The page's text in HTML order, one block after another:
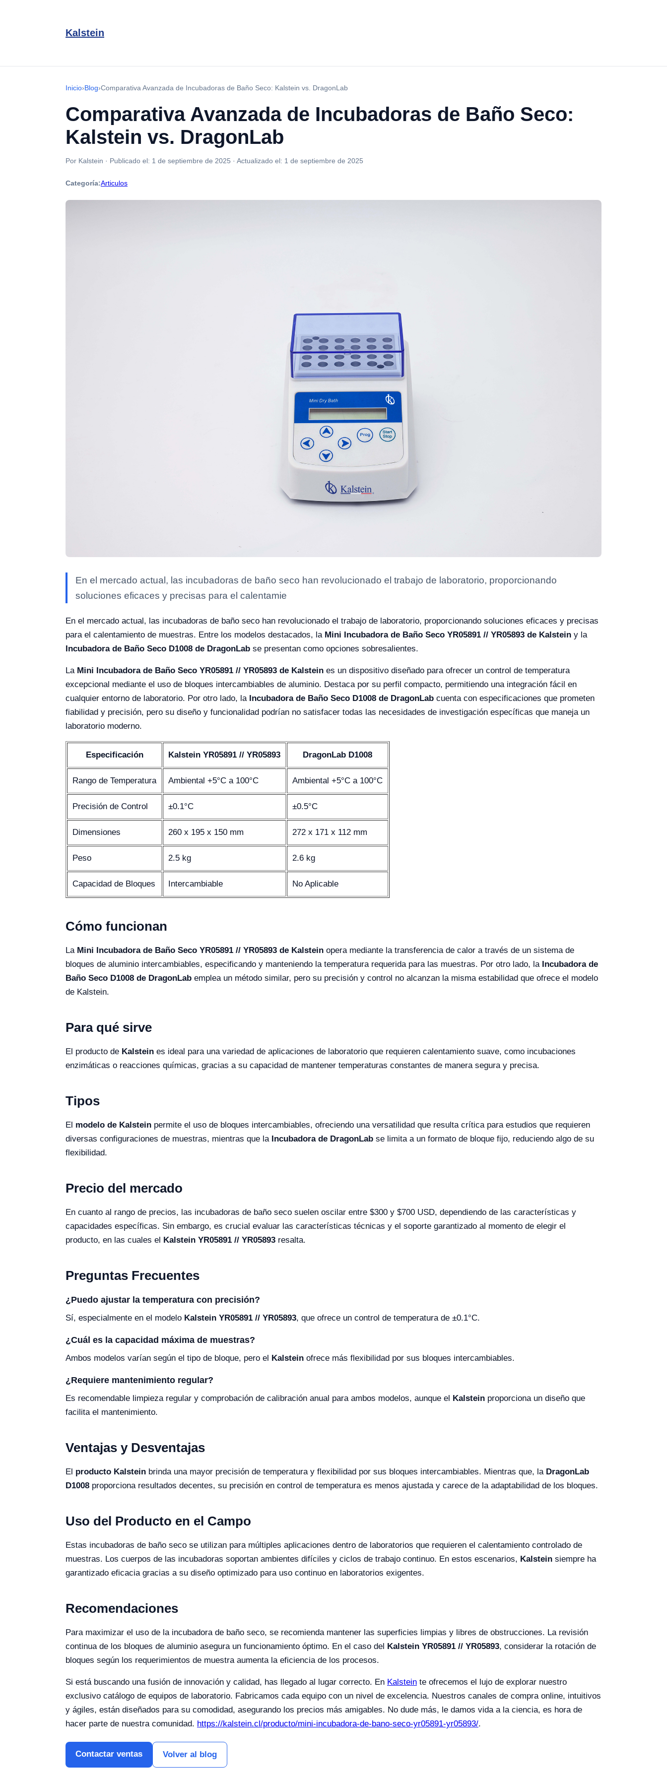
Kalstein
Inicio›Blog›Comparativa Avanzada de Incubadoras de Baño Seco: Kalstein vs. DragonLab
Comparativa Avanzada de Incubadoras de Baño Seco:
Kalstein vs. DragonLab
Por Kalstein · Publicado el: 1 de septiembre de 2025 · Actualizado el: 1 de septiembre de 2025
Categoría:Articulos
En el mercado actual, las incubadoras de baño seco han revolucionado el trabajo de laboratorio, proporcionando
soluciones eficaces y precisas para el calentamie
En el mercado actual, las incubadoras de baño seco han revolucionado el trabajo de laboratorio, proporcionando soluciones eficaces y precisas
para el calentamiento de muestras. Entre los modelos destacados, la Mini Incubadora de Baño Seco YR05891 // YR05893 de Kalstein y la
Incubadora de Baño Seco D1008 de DragonLab se presentan como opciones sobresalientes.
La Mini Incubadora de Baño Seco YR05891 // YR05893 de Kalstein es un dispositivo diseñado para ofrecer un control de temperatura
excepcional mediante el uso de bloques intercambiables de aluminio. Destaca por su perfil compacto, permitiendo una integración fácil en
cualquier entorno de laboratorio. Por otro lado, la Incubadora de Baño Seco D1008 de DragonLab cuenta con especificaciones que prometen
fiabilidad y precisión, pero su diseño y funcionalidad podrían no satisfacer todas las necesidades de investigación específicas que maneja un
laboratorio moderno.
Especificación Kalstein YR05891 // YR05893 DragonLab D1008
Rango de Temperatura Ambiental +5°C a 100°C Ambiental +5°C a 100°C
Precisión de Control ±0.1°C ±0.5°C
Dimensiones 260 x 195 x 150 mm 272 x 171 x 112 mm
Peso 2.5 kg 2.6 kg
Capacidad de Bloques Intercambiable No Aplicable
Cómo funcionan
La Mini Incubadora de Baño Seco YR05891 // YR05893 de Kalstein opera mediante la transferencia de calor a través de un sistema de
bloques de aluminio intercambiables, especificando y manteniendo la temperatura requerida para las muestras. Por otro lado, la Incubadora de
Baño Seco D1008 de DragonLab emplea un método similar, pero su precisión y control no alcanzan la misma estabilidad que ofrece el modelo
de Kalstein.
Para qué sirve
El producto de Kalstein es ideal para una variedad de aplicaciones de laboratorio que requieren calentamiento suave, como incubaciones
enzimáticas o reacciones químicas, gracias a su capacidad de mantener temperaturas constantes de manera segura y precisa.
Tipos
El modelo de Kalstein permite el uso de bloques intercambiables, ofreciendo una versatilidad que resulta crítica para estudios que requieren
diversas configuraciones de muestras, mientras que la Incubadora de DragonLab se limita a un formato de bloque fijo, reduciendo algo de su
flexibilidad.
Precio del mercado
En cuanto al rango de precios, las incubadoras de baño seco suelen oscilar entre $300 y $700 USD, dependiendo de las características y
capacidades específicas. Sin embargo, es crucial evaluar las características técnicas y el soporte garantizado al momento de elegir el
producto, en las cuales el
Kalstein YR05891 // YR05893 resalta.
Preguntas Frecuentes
¿Puedo ajustar la temperatura con precisión?
Sí, especialmente en el modelo Kalstein YR05891 // YR05893, que ofrece un control de temperatura de ±0.1°C.
¿Cuál es la capacidad máxima de muestras?
Ambos modelos varían según el tipo de bloque, pero el Kalstein ofrece más flexibilidad por sus bloques intercambiables.
¿Requiere mantenimiento regular?
Es recomendable limpieza regular y comprobación de calibración anual para ambos modelos, aunque el Kalstein proporciona un diseño que
facilita el mantenimiento.
Ventajas y Desventajas
El producto Kalstein brinda una mayor precisión de temperatura y flexibilidad por sus bloques intercambiables. Mientras que, la DragonLab
D1008 proporciona resultados decentes, su precisión en control de temperatura es menos ajustada y carece de la adaptabilidad de los bloques.
Uso del Producto en el Campo
Estas incubadoras de baño seco se utilizan para múltiples aplicaciones dentro de laboratorios que requieren el calentamiento controlado de
muestras. Los cuerpos de las incubadoras soportan ambientes difíciles y ciclos de trabajo continuo. En estos escenarios, Kalstein siempre ha
garantizado eficacia gracias a su diseño optimizado para uso continuo en laboratorios exigentes.
Recomendaciones
Para maximizar el uso de la incubadora de baño seco, se recomienda mantener las superficies limpias y libres de obstrucciones. La revisión
continua de los bloques de aluminio asegura un funcionamiento óptimo. En el caso del
Kalstein YR05891 // YR05893, considerar la rotación de
bloques según los requerimientos de muestra aumenta la eficiencia de los procesos.
Si está buscando una fusión de innovación y calidad, has llegado al lugar correcto. En Kalstein te ofrecemos el lujo de explorar nuestro
exclusivo catálogo de equipos de laboratorio. Fabricamos cada equipo con un nivel de excelencia. Nuestros canales de compra online, intuitivos
y ágiles, están diseñados para su comodidad, asegurando los precios más amigables. No dude más, le damos vida a la ciencia, es hora de
hacer parte de nuestra comunidad. https://kalstein.cl/producto/mini-incubadora-de-bano-seco-yr05891-yr05893/.
Contactar ventas Volver al blog